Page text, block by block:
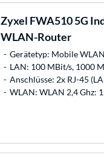
Zyxel FWA510 5G
WLAN-Router
Gerätetyp: Mobile
LAN: 100 MBit/s, 1000
Anschlüsse: 2x RJ-45
WLAN: WLAN 2,4 Ghz: